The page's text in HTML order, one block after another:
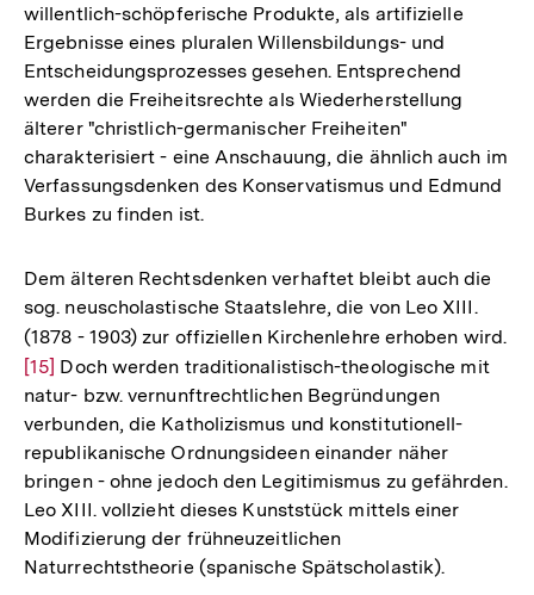
willentlich-schöpferische Produkte, als artifizielle
Ergebnisse eines pluralen Willensbildungs- und
Entscheidungsprozesses gesehen. Entsprechend
werden die Freiheitsrechte als Wiederherstellung
älterer "christlich-germanischer Freiheiten"
charakterisiert - eine Anschauung, die ähnlich auch im
Verfassungsdenken des Konservatismus und Edmund
Burkes zu finden ist.
Dem älteren Rechtsdenken verhaftet bleibt auch die
sog. neuscholastische Staatslehre, die von Leo XIII.
(1878 - 1903) zur offiziellen Kirchenlehre erhoben wird.
[15] Doch werden traditionalistisch-theologische mit
natur- bzw. vernunftrechtlichen Begründungen
verbunden, die Katholizismus und konstitutionell-
republikanische Ordnungsideen einander näher
bringen - ohne jedoch den Legitimismus zu gefährden.
Leo XIII. vollzieht dieses Kunststück mittels einer
Modifizierung der frühneuzeitlichen
Naturrechtstheorie (spanische Spätscholastik).